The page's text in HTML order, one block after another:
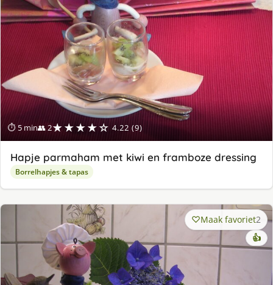
⏱ 5 min👥 2★★★★☆ 4.22 (9)
Hapje parmaham met kiwi en framboze dressing
Borrelhapjes & tapas
Maak favoriet2
👍